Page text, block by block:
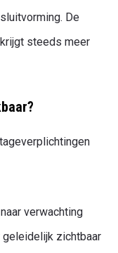
De
steeds meer
verwachting
zichtbaar